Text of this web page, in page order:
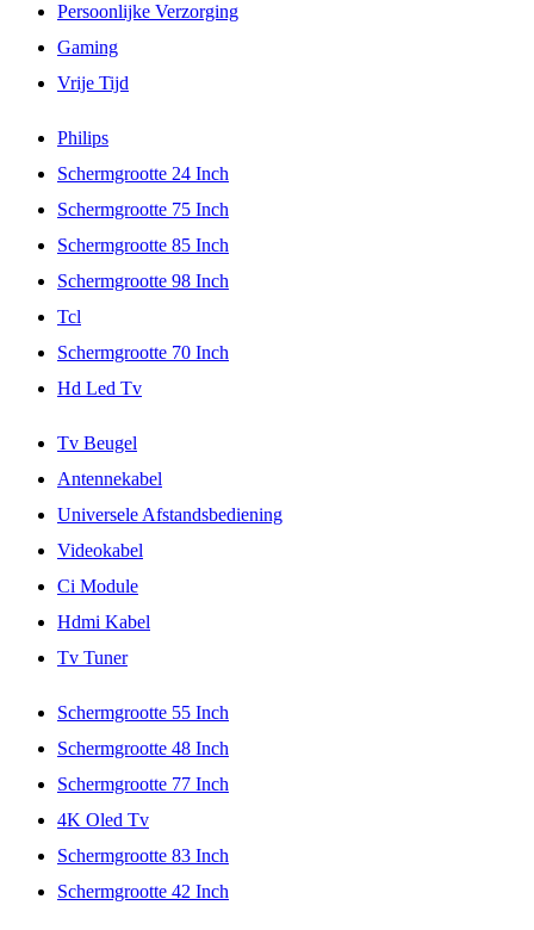
Persoonlijke Verzorging
Gaming
Vrije Tijd
Philips
Schermgrootte 24 Inch
Schermgrootte 75 Inch
Schermgrootte 85 Inch
Schermgrootte 98 Inch
Tcl
Schermgrootte 70 Inch
Hd Led Tv
Tv Beugel
Antennekabel
Universele Afstandsbediening
Videokabel
Ci Module
Hdmi Kabel
Tv Tuner
Schermgrootte 55 Inch
Schermgrootte 48 Inch
Schermgrootte 77 Inch
4K Oled Tv
Schermgrootte 83 Inch
Schermgrootte 42 Inch